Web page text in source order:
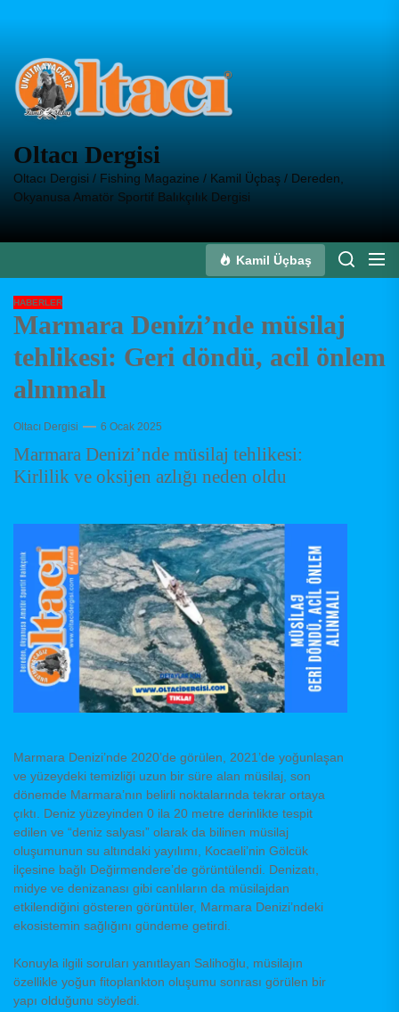
the
content
Oltacı Dergisi
Oltacı Dergisi / Fishing Magazine / Kamil Üçbaş / Dereden,
Okyanusa Amatör Sportif Balıkçılık Dergisi
Kamil Üçbaş
HABERLER
Marmara Denizi’nde müsilaj
tehlikesi: Geri döndü, acil önlem
alınmalı
Oltacı Dergisi 6 Ocak 2025
Marmara Denizi’nde müsilaj tehlikesi:
Kirlilik ve oksijen azlığı neden oldu
Marmara Denizi’nde 2020’de görülen, 2021’de yoğunlaşan
ve yüzeydeki temizliği uzun bir süre alan müsilaj, son
dönemde Marmara’nın belirli noktalarında tekrar ortaya
çıktı. Deniz yüzeyinden 0 ila 20 metre derinlikte tespit
edilen ve “deniz salyası” olarak da bilinen müsilaj
oluşumunun su altındaki yayılımı, Kocaeli’nin Gölcük
ilçesine bağlı Değirmendere’de görüntülendi. Denizatı,
midye ve denizanası gibi canlıların da müsilajdan
etkilendiğini gösteren görüntüler, Marmara Denizi’ndeki
ekosistemin sağlığını gündeme getirdi.
Konuyla ilgili soruları yanıtlayan Salihoğlu, müsilajın
özellikle yoğun fitoplankton oluşumu sonrası görülen bir
yapı olduğunu söyledi.